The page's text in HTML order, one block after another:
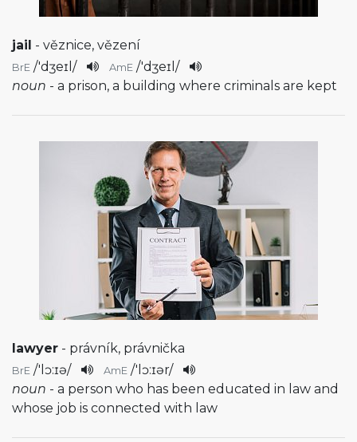
jail - věznice, vězení
BrE /'dʒeɪl / AmE /'dʒeɪl /
noun - a prison, a building where criminals are kept
lawyer - právník, právnička
BrE /'lɔ:ɪə/ AmE /'lɔ:ɪər/
noun - a person who has been educated in law and
whose job is connected with law